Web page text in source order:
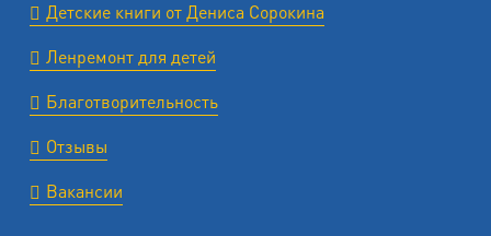
Детские книги от Дениса Сорокина
Ленремонт для детей
Благотворительность
Отзывы
Вакансии